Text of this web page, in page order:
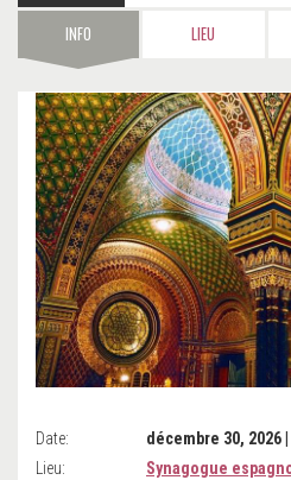
INFO LIEU
Date:
décembre 30, 2026
Lieu:
Synagogue